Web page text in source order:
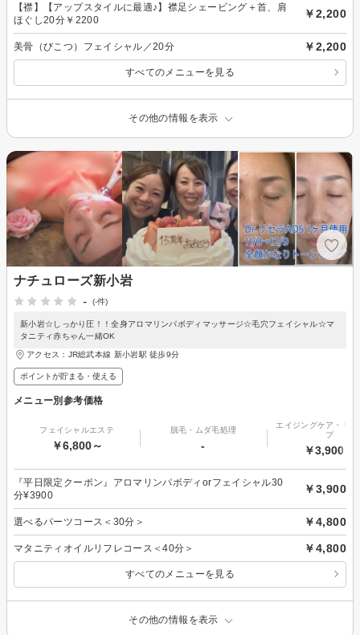
【襟】【アップスタイルに最適♪】襟足シェービング＋首、肩
ほぐし20分￥2200
￥2,200
美骨（びこつ）フェイシャル／20分 ￥2,200
すべてのメニューを見る
その他の情報を表示
ナチュローズ新小岩
-
(-件)
新小岩☆しっかり圧！！全身アロマリンパボディマッサージ☆毛穴フェイシャル☆マ
タニティ赤ちゃん一緒OK
アクセス：JR総武本線 新小岩駅 徒歩9分
ポイントが貯まる・使える
メニュー別参考価格
フェイシャルエステ
￥6,800～
脱毛・ムダ毛処理
-
エイジングケア・リ
プ
￥3,900～
『平日限定クーポン』アロマリンパボディorフェイシャル30
分¥3900
￥3,900
選べるパーツコース＜30分＞ ￥4,800
マタニティオイルリフレコース＜40分＞ ￥4,800
すべてのメニューを見る
その他の情報を表示